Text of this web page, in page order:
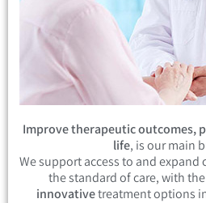
Improve therapeutic outcomes,
life, is our main
We support access to and
the standard of care, with
innovativetreatment options